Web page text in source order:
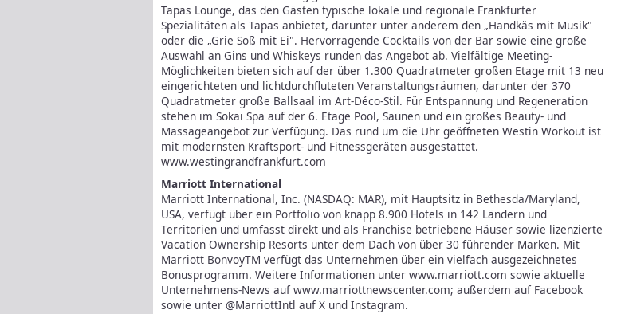
Tapas Lounge, das den Gästen typische lokale und regionale Frankfurter
Spezialitäten als Tapas anbietet, darunter unter anderem den „Handkäs mit Musik"
oder die „Grie Soß mit Ei". Hervorragende Cocktails von der Bar sowie eine große
Auswahl an Gins und Whiskeys runden das Angebot ab. Vielfältige Meeting-
Möglichkeiten bieten sich auf der über 1.300 Quadratmeter großen Etage mit 13 neu
eingerichteten und lichtdurchfluteten Veranstaltungsräumen, darunter der 370
Quadratmeter große Ballsaal im Art-Déco-Stil. Für Entspannung und Regeneration
stehen im Sokai Spa auf der 6. Etage Pool, Saunen und ein großes Beauty- und
Massageangebot zur Verfügung. Das rund um die Uhr geöffneten Westin Workout ist
mit modernsten Kraftsport- und Fitnessgeräten ausgestattet.
www.westingrandfrankfurt.com
Marriott International
Marriott International, Inc. (NASDAQ: MAR), mit Hauptsitz in Bethesda/Maryland,
USA, verfügt über ein Portfolio von knapp 8.900 Hotels in 142 Ländern und
Territorien und umfasst direkt und als Franchise betriebene Häuser sowie lizenzierte
Vacation Ownership Resorts unter dem Dach von über 30 führender Marken. Mit
Marriott BonvoyTM verfügt das Unternehmen über ein vielfach ausgezeichnetes
Bonusprogramm. Weitere Informationen unter www.marriott.com sowie aktuelle
Unternehmens-News auf www.marriottnewscenter.com; außerdem auf Facebook
sowie unter @MarriottIntl auf X und Instagram.